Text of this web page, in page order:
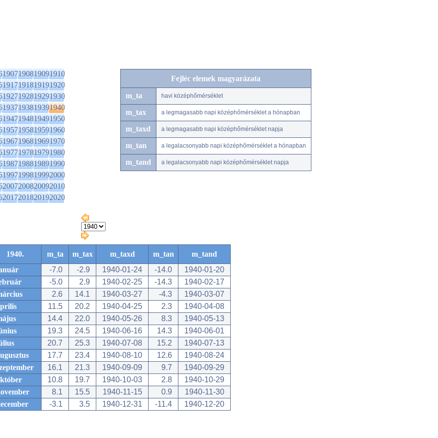
1907190819091910
1917191819191920
1927192819291930
1937193819391940
1947194819491950
1957195819591960
1967196819691970
1977197819791980
1987198819891990
1997199819992000
2007200820092010
2017201820192020
Fejléc elemek magyarázata
m_ta havi középhőmérséklet
m_tax a legmagasabb napi középhőmérséklet a hónapban
m_taxd a legmagasabb napi középhőmérséklet napja
m_tan a legalacsonyabb napi középhőmérséklet a hónapban
m_tand a legalacsonyabb napi középhőmérséklet napja
1940. m_ta m_tax m_taxd m_tan
m_tand
-7.0 -2.9 1940-01-24 -14.0
1940-01-20
-5.0 2.9 1940-02-25 -14.3
1940-02-17
2.6 14.1 1940-03-27 -4.3
1940-03-07
11.5 20.2 1940-04-25 2.3
1940-04-08
14.4 22.0 1940-05-26 8.3
1940-05-13
19.3 24.5 1940-06-16 14.3
1940-06-01
20.7 25.3 1940-07-08 15.2
1940-07-13
17.7 23.4 1940-08-10 12.6
1940-08-24
16.1 21.3 1940-09-09 9.7
1940-09-29
10.8 19.7 1940-10-03 2.8
1940-10-29
8.1 15.5 1940-11-15 0.9
1940-11-30
-3.1 3.5 1940-12-31 -11.4 1940-12-20